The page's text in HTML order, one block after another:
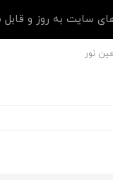
سایت به روز و